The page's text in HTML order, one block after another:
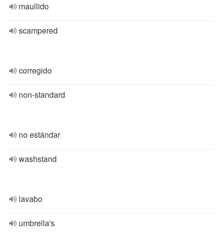
maullido
scampered
corregido
non-standard
no estándar
washstand
lavabo
umbrella's